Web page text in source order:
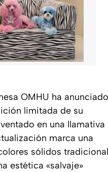
OMHU ha anunciado
limitada de su
en una llamativa
marca una
sólidos tradicional
estética «salvaje»